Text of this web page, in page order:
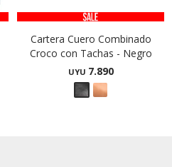
Cartera Cuero Combinado
Croco con Tachas - Negro
UYU 7.890